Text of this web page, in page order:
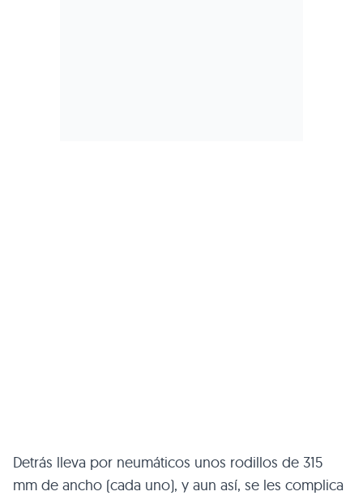
Detrás lleva por neumáticos unos rodillos de 315
mm de ancho (cada uno), y aun así, se les complica